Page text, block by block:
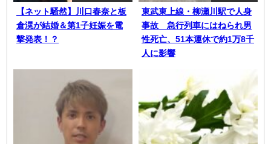
【ネット騒然】川口春奈と板
倉滉が結婚＆第1子妊娠を電
撃発表！？
東武東上線・柳瀬川駅で人身
事故 急行列車にはねられ男
性死亡、51本運休で約1万8千
人に影響